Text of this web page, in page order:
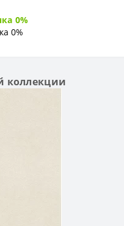
0%
0%
коллекции